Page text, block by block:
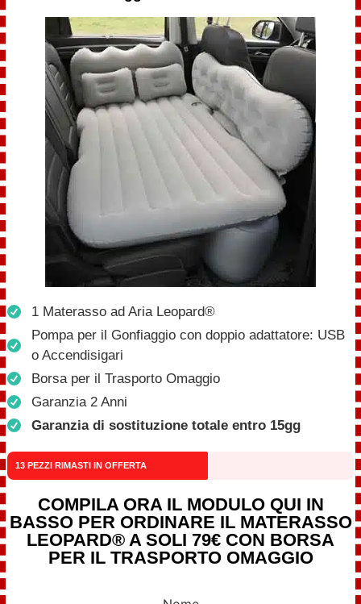
1 Materasso ad Aria Leopard®
Pompa per il Gonfiaggio con doppio adattatore: USB
o Accendisigari
Borsa per il Trasporto Omaggio
Garanzia 2 Anni
Garanzia di sostituzione totale entro 15gg
13 PEZZI RIMASTI IN OFFERTA
COMPILA ORA IL MODULO QUI IN
BASSO PER ORDINARE IL MATERASSO
LEOPARD® A SOLI 79€ CON BORSA
PER IL TRASPORTO OMAGGIO